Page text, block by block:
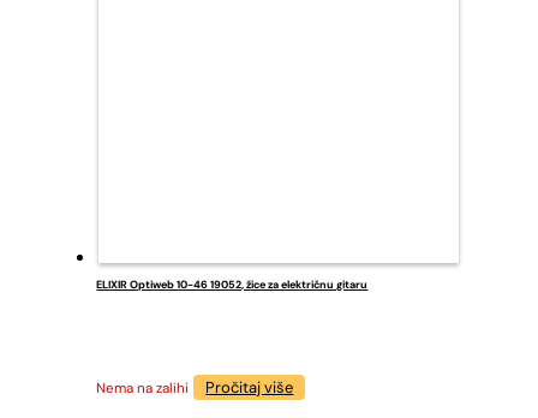
ELIXIR Optiweb 10-46 19052, žice za električnu gitaru
Nema na zalihi Pročitaj više